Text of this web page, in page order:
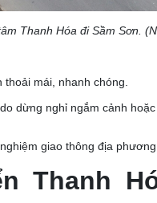
Thanh Hóa đi Sầm Sơn.
mái, nhanh chóng.
dừng nghỉ ngắm cảnh
giao thông địa phương
Thanh